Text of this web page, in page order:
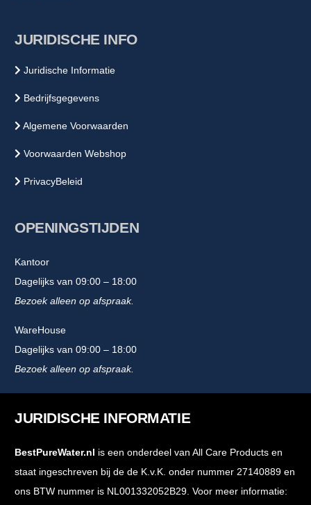
JURIDISCHE INFO
Juridische Informatie
Bedrijfsgegevens
Algemene Voorwaarden
Voorwaarden Webshop
PrivacyBeleid
OPENINGSTIJDEN
Kantoor
Dagelijks van 09:00 – 18:00
Bezoek alleen op afspraak.
WareHouse
Dagelijks van 09:00 – 18:00
Bezoek alleen op afspraak.
JURIDISCHE INFORMATIE
BestPureWater.nl is een onderdeel van All Care Products en
staat ingeschreven bij de de K.v.K. onder nummer 27140889 en
ons BTW nummer is NL001332052B29. Voor meer informatie: